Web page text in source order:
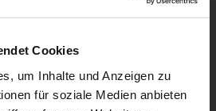
Cookies
um Inhalte und Anzeigen zu
für soziale Medien anbieten